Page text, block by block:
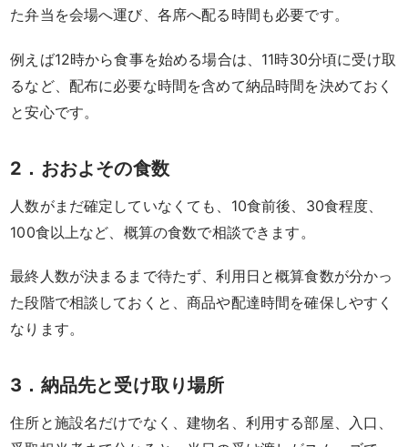
さ
《京
懐
シ
リ
ー
ズ
ま
《肉
た弁当を会場へ運び、各席へ配る時間も必要です。
例えば12時から食事を始める場合は、11時30分頃に受け取
るなど、配布に必要な時間を含めて納品時間を決めておく
と安心です。
2．おおよその食数
人数がまだ確定していなくても、10食前後、30食程度、
100食以上など、概算の食数で相談できます。
最終人数が決まるまで待たず、利用日と概算食数が分かっ
た段階で相談しておくと、商品や配達時間を確保しやすく
なります。
3．納品先と受け取り場所
住所と施設名だけでなく、建物名、利用する部屋、入口、